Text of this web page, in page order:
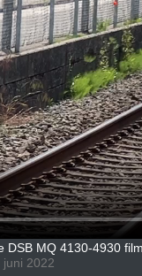
DSB MQ 4130-4930
2022